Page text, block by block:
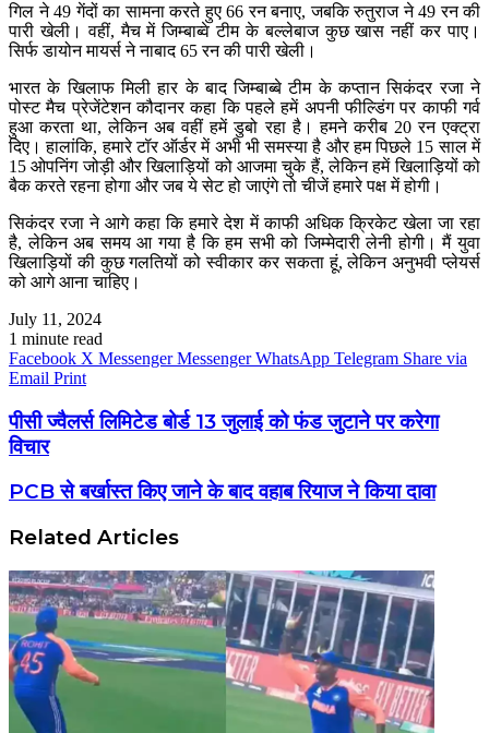
गिल ने 49 गेंदों का सामना करते हुए 66 रन बनाए, जबकि रुतुराज ने 49 रन की
पारी खेली। वहीं, मैच में जिम्बाब्वे टीम के बल्लेबाज कुछ खास नहीं कर पाए।
सिर्फ डायोन मायर्स ने नाबाद 65 रन की पारी खेली।
भारत के खिलाफ मिली हार के बाद जिम्बाब्बे टीम के कप्तान सिकंदर रजा ने
पोस्ट मैच प्रेजेंटेशन कौदानर कहा कि पहले हमें अपनी फील्डिंग पर काफी गर्व
हुआ करता था, लेकिन अब वहीं हमें डुबो रहा है। हमने करीब 20 रन एक्ट्रा
दिए। हालांकि, हमारे टॉर ऑर्डर में अभी भी समस्या है और हम पिछले 15 साल में
15 ओपनिंग जोड़ी और खिलाड़ियों को आजमा चुके हैं, लेकिन हमें खिलाड़ियों को
बैक करते रहना होगा और जब ये सेट हो जाएंगे तो चीजें हमारे पक्ष में होगी।
सिकंदर रजा ने आगे कहा कि हमारे देश में काफी अधिक क्रिकेट खेला जा रहा
है, लेकिन अब समय आ गया है कि हम सभी को जिम्मेदारी लेनी होगी। मैं युवा
खिलाड़ियों की कुछ गलतियों को स्वीकार कर सकता हूं, लेकिन अनुभवी प्लेयर्स
को आगे आना चाहिए।
July 11, 2024
1 minute read
Facebook X Messenger Messenger WhatsApp Telegram Share via
Email Print
पीसी ज्वैलर्स लिमिटेड बोर्ड 13 जुलाई को फंड जुटाने पर करेगा
विचार
PCB से बर्खास्‍त किए जाने के बाद वहाब रियाज ने किया दावा
Related Articles